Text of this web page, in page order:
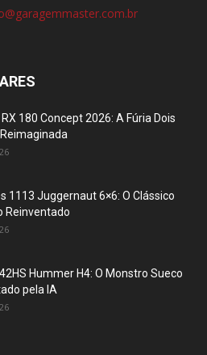
180 Concept 2026: A Fúria Dois
1113 Juggernaut 6×6: O Clássico
Reinventado
Hummer H4: O Monstro Sueco
pela IA